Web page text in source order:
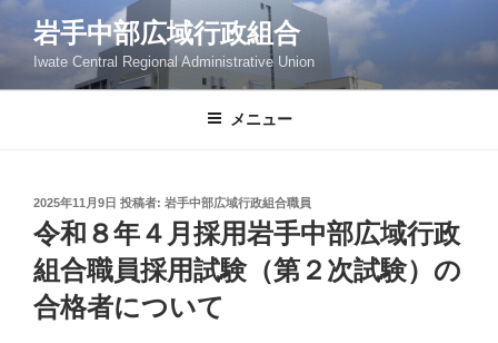
岩手中部広域行政組合
Iwate Central Regional Administrative Union
メニュー
2025年11月9日 投稿者: 岩手中部広域行政組合職員
令和８年４月採用岩手中部広域行政
組合職員採用試験（第２次試験）の
合格者について